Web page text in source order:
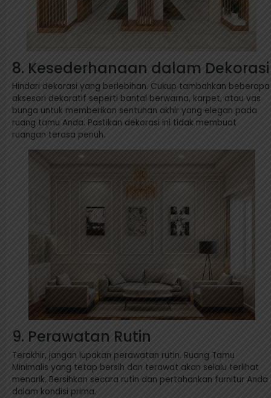
8. Kesederhanaan dalam Dekorasi
Hindari dekorasi yang berlebihan. Cukup tambahkan beberapa
aksesori dekoratif seperti bantal berwarna, karpet, atau vas
bunga untuk memberikan sentuhan akhir yang elegan pada
ruang tamu Anda. Pastikan dekorasi ini tidak membuat
ruangan terasa penuh.
9. Perawatan Rutin
Terakhir, jangan lupakan perawatan rutin. Ruang Tamu
Minimalis yang tetap bersih dan terawat akan selalu terlihat
menarik. Bersihkan secara rutin dan pertahankan furnitur Anda
dalam kondisi prima.